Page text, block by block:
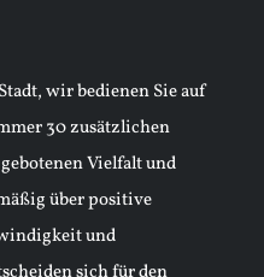
wir bedienen Sie auf
30 zusätzlichen
Vielfalt und
über positive
und